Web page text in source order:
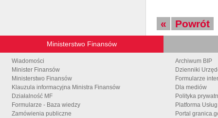
« Powrót
Ministerstwo Finansów
Wiadomości
Minister Finansów
Ministerstwo Finansów
Klauzula informacyjna Ministra Finansów
Działalność MF
Formularze - Baza wiedzy
Zamówienia publiczne
Archiwum BIP
Dzienniki
Formularze
Dla mediów
Polityka
Platforma
Portal